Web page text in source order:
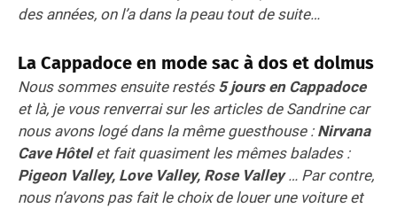
des années, on l’a dans la peau tout de suite…
La Cappadoce en mode sac à dos et dolmus
Nous sommes ensuite restés 5 jours en Cappadoce
et là, je vous renverrai sur les articles de Sandrine car
nous avons logé dans la même guesthouse :Nirvana
Cave Hôtelet fait quasiment les mêmes balades :
Pigeon Valley, Love Valley, Rose Valley… Par contre,
nous n’avons pas fait le choix de louer une voiture et